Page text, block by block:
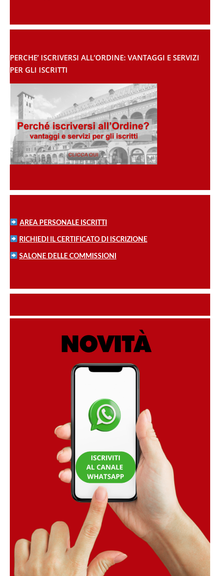
PERCHE’ ISCRIVERSI ALL’ORDINE: VANTAGGI E SERVIZI
PER GLI ISCRITTI
AREA PERSONALE ISCRITTI
RICHIEDI IL CERTIFICATO DI ISCRIZIONE
SALONE DELLE COMMISSIONI